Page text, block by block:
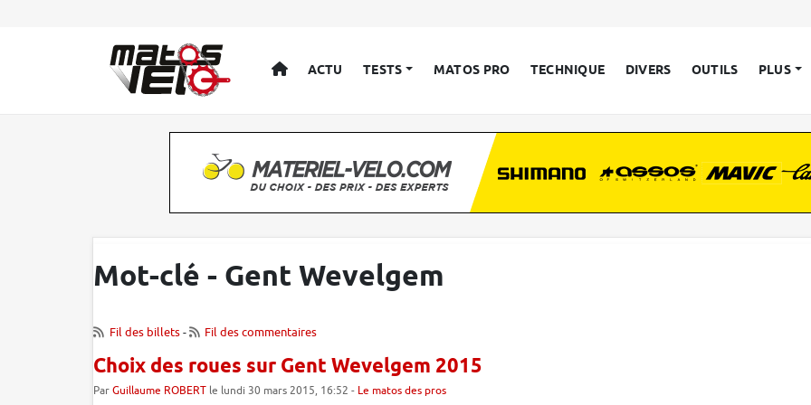
ACCUEIL
ACTU TESTS MATOS PRO TECHNIQUE DIVERS OUTILS PLUS
Mot-clé - Gent Wevelgem
Fil des billets- Fil des commentaires
Choix des roues sur Gent Wevelgem 2015
Par Guillaume ROBERT le lundi 30 mars 2015, 16:52 - Le matos des pros